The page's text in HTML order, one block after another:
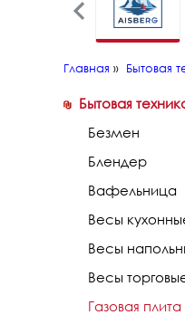
Главная » Бытовая
Бытовая
Безмен
Блендер
Вафельница
Весы
Весы
Весы
Газовая плита